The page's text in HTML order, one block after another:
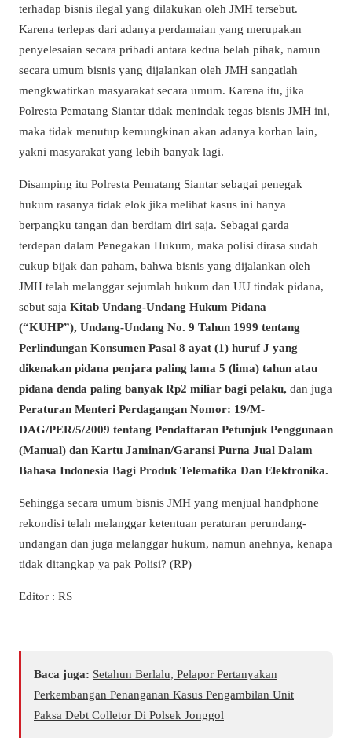
terhadap bisnis ilegal yang dilakukan oleh JMH tersebut.
Karena terlepas dari adanya perdamaian yang merupakan
penyelesaian secara pribadi antara kedua belah pihak, namun
secara umum bisnis yang dijalankan oleh JMH sangatlah
mengkwatirkan masyarakat secara umum. Karena itu, jika
Polresta Pematang Siantar tidak menindak tegas bisnis JMH ini,
maka tidak menutup kemungkinan akan adanya korban lain,
yakni masyarakat yang lebih banyak lagi.
Disamping itu Polresta Pematang Siantar sebagai penegak
hukum rasanya tidak elok jika melihat kasus ini hanya
berpangku tangan dan berdiam diri saja. Sebagai garda
terdepan dalam Penegakan Hukum, maka polisi dirasa sudah
cukup bijak dan paham, bahwa bisnis yang dijalankan oleh
JMH telah melanggar sejumlah hukum dan UU tindak pidana,
sebut saja Kitab Undang-Undang Hukum Pidana
(“KUHP”), Undang-Undang No. 9 Tahun 1999 tentang
Perlindungan Konsumen Pasal 8 ayat (1) huruf J yang
dikenakan pidana penjara paling lama 5 (lima) tahun atau
pidana denda paling banyak Rp2 miliar bagi pelaku, dan juga
Peraturan Menteri Perdagangan Nomor: 19/M-
DAG/PER/5/2009 tentang Pendaftaran Petunjuk Penggunaan
(Manual) dan Kartu Jaminan/Garansi Purna Jual Dalam
Bahasa Indonesia Bagi Produk Telematika Dan Elektronika.
Sehingga secara umum bisnis JMH yang menjual handphone
rekondisi telah melanggar ketentuan peraturan perundang-
undangan dan juga melanggar hukum, namun anehnya, kenapa
tidak ditangkap ya pak Polisi? (RP)
Editor : RS
Baca juga: Setahun Berlalu, Pelapor Pertanyakan
Perkembangan Penanganan Kasus Pengambilan Unit
Paksa Debt Colletor Di Polsek Jonggol